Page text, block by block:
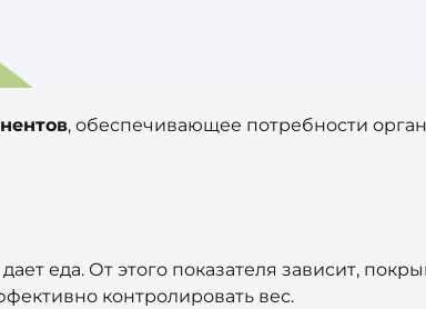
, обеспечивающее потребности
еда. От этого показателя зависит,
контролировать вес.